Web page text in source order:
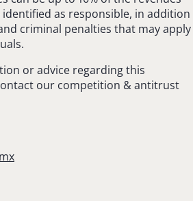
as responsible, in addition
criminal penalties that may apply
or advice regarding this
our competition & antitrust